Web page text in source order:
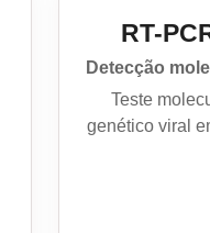
RT-
Detecção
Teste
genético viral